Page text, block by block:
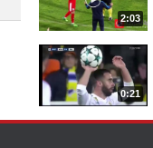
2:03
0:21